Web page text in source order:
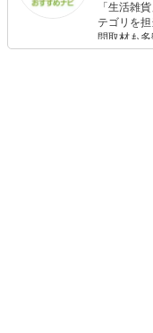
「生活雑
テゴリを
問取材も
りや壁紙